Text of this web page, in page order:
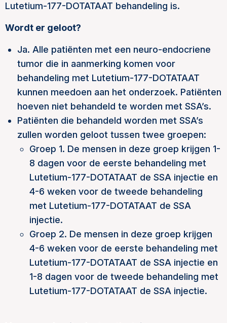
Lutetium-177-DOTATAAT behandeling is.
Wordt er geloot?
Ja. Alle patiënten met een neuro-endocriene
tumor die in aanmerking komen voor
behandeling met Lutetium-177-DOTATAAT
kunnen meedoen aan het onderzoek. Patiënten
hoeven niet behandeld te worden met SSA’s.
Patiënten die behandeld worden met SSA’s
zullen worden geloot tussen twee groepen:
Groep 1. De mensen in deze groep krijgen 1-
8 dagen voor de eerste behandeling met
Lutetium-177-DOTATAAT de SSA injectie en
4-6 weken voor de tweede behandeling
met Lutetium-177-DOTATAAT de SSA
injectie.
Groep 2. De mensen in deze groep krijgen
4-6 weken voor de eerste behandeling met
Lutetium-177-DOTATAAT de SSA injectie en
1-8 dagen voor de tweede behandeling met
Lutetium-177-DOTATAAT de SSA injectie.